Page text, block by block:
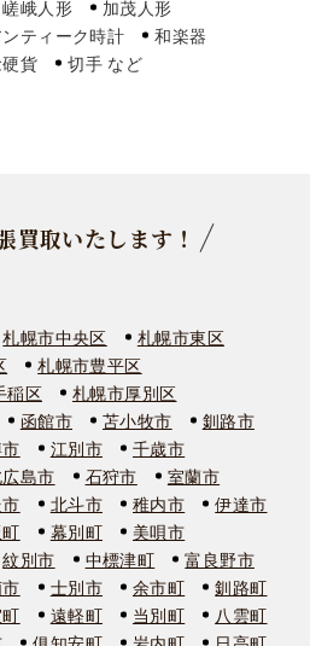
嵯峨人形
加茂人形
ティーク時計
和楽器
貨 切手
買取いたします！
札幌市中央区
札幌市東区
札幌市豊平区
稲区
札幌市厚別区
函館市 苫小牧市
釧路市
江別市
千歳市
島市 石狩市
室蘭市
北斗市 稚内市
伊達市
幕別町
美唄市
紋別市 中標津町
富良野市
士別市 余市町
釧路町
遠軽町 当別町
八雲町